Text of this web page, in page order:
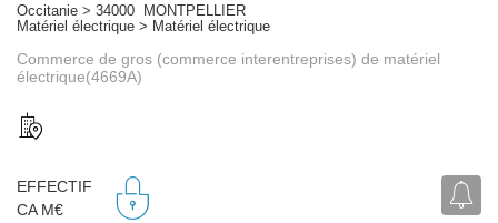
Occitanie > 34000 MONTPELLIER
Matériel électrique > Matériel électrique
Commerce de gros (commerce interentreprises) de matériel
électrique(4669A)
EFFECTIF
CA M€